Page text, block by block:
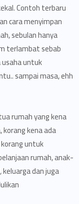
Contoh terbaru
cara menyimpan
sebulan hanya
terlambat sebab
untuk
sampai masa, ehh
rumah yang kena
kena ada
korang untuk
rumah, anak-
dan juga